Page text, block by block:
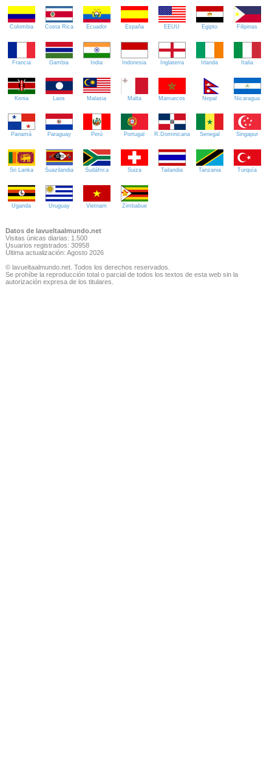
Colombia Costa Rica Ecuador España EEUU Egipto Filipinas
Francia Gambia India Indonesia Inglaterra Irlanda Italia
Kenia Laos Malasia Malta Marruecos Nepal Nicaragua
Panamá Paraguay Perú Portugal R.Dominicana Senegal Singapur
Sri Lanka Suazilandia Sudáfrica Suiza Tailandia Tanzania Turquía
Uganda Uruguay Vietnam Zimbabue
Datos de lavueltaalmundo.net
Visitas únicas diarias: 1.500
Usuarios registrados: 30958
Última actualización: Agosto 2026
© lavueltaalmundo.net. Todos los derechos reservados.
Se prohíbe la reproducción total o parcial de todos los textos de esta web sin la
autorización expresa de los titulares.